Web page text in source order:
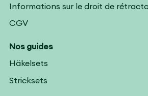
Informations sur le droit de
CGV
Nos guides
Häkelsets
Stricksets